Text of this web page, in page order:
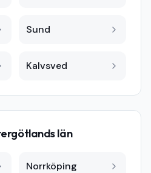
Sund
Kalvsved
län
Norrköping